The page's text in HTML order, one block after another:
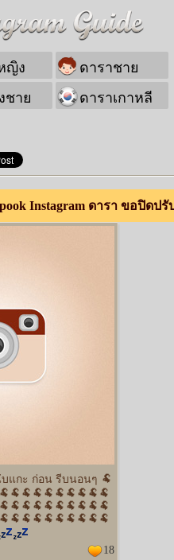
ญิง
ดาราชาย
ชาย
ดาราเกาหลี
Instagram ดารา ขอปิดป
แกะ ก่อน รีบนอนๆ 🐏
18